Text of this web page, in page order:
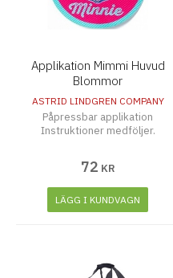
Applikation Mimmi Huvud
Blommor
ASTRID LINDGREN COMPANY
Påpressbar applikation
Instruktioner medföljer.
72 KR
LÄGG I KUNDVAGN